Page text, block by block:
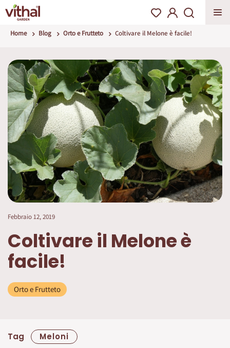
Home Blog Orto e Frutteto Coltivare il Melone è facile!
Febbraio 12, 2019
Coltivare il Melone è
facile!
Orto e Frutteto
Tag Meloni